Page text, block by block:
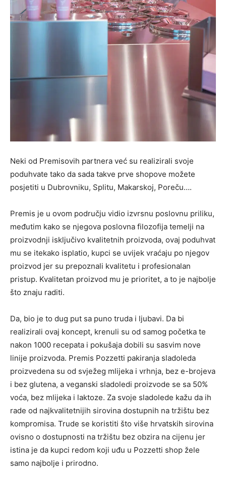
Neki od Premisovih partnera već su realizirali svoje
poduhvate tako da sada takve prve shopove možete
posjetiti u Dubrovniku, Splitu, Makarskoj, Poreču….
Premis je u ovom području vidio izvrsnu poslovnu priliku,
međutim kako se njegova poslovna filozofija temelji na
proizvodnji isključivo kvalitetnih proizvoda, ovaj poduhvat
mu se itekako isplatio, kupci se uvijek vraćaju po njegov
proizvod jer su prepoznali kvalitetu i profesionalan
pristup. Kvalitetan proizvod mu je prioritet, a to je najbolje
što znaju raditi.
Da, bio je to dug put sa puno truda i ljubavi. Da bi
realizirali ovaj koncept, krenuli su od samog početka te
nakon 1000 recepata i pokušaja dobili su sasvim nove
linije proizvoda. Premis Pozzetti pakiranja sladoleda
proizvedena su od svježeg mlijeka i vrhnja, bez e-brojeva
i bez glutena, a veganski sladoledi proizvode se sa 50%
voća, bez mlijeka i laktoze. Za svoje sladolede kažu da ih
rade od najkvalitetnijih sirovina dostupnih na tržištu bez
kompromisa. Trude se koristiti što više hrvatskih sirovina
ovisno o dostupnosti na tržištu bez obzira na cijenu jer
istina je da kupci redom koji uđu u Pozzetti shop žele
samo najbolje i prirodno.